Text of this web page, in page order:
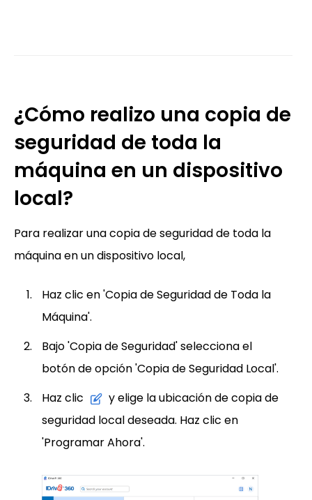
¿Cómo realizo una copia de
seguridad de toda la
máquina en un dispositivo
local?
Para realizar una copia de seguridad de toda la
máquina en un dispositivo local,
Haz clic en 'Copia de Seguridad de Toda la
Máquina'.
Bajo 'Copia de Seguridad' selecciona el
botón de opción 'Copia de Seguridad Local'.
Haz clic
y elige la ubicación de copia de
seguridad local deseada. Haz clic en
'Programar Ahora'.